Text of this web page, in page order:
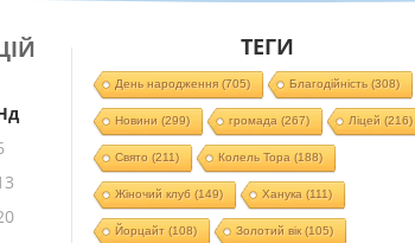
ТЕГИ
День народження(705) Благодійність (308)
Новини (299) громада (267) Ліцей (216)
Свято (211) Колель Тора (188)
Жіночий клуб (149) Ханука (111)
Йорцайт (108) Золотий вік(105)